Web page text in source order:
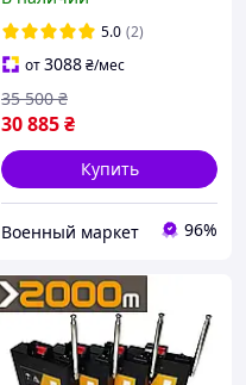
5.0 (2)
от3088₴/мес
30 885₴
35 500 ₴
Купить
Военный маркет 96%